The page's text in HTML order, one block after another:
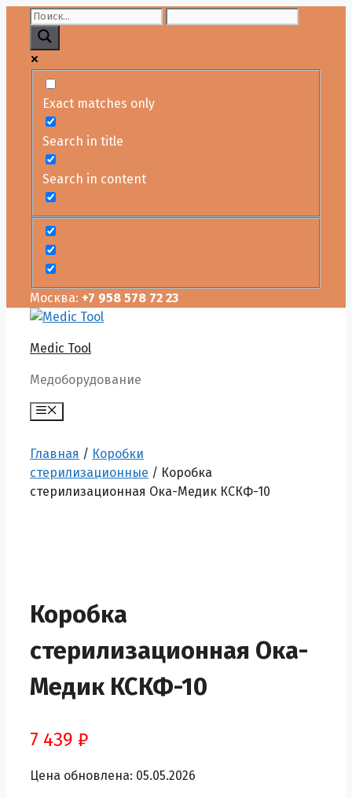
Перейти
содержимому
Exact matches only
Search in title
Search in content
Москва: +7 958 578 72 23
Medic Tool
Медоборудование
Меню
Главная / Коробки
стерилизационные / Коробка
стерилизационная Ока-Медик КСКФ-10
Коробка
стерилизационная Ока-
Медик КСКФ-10
7 439 ₽
Цена обновлена: 05.05.2026